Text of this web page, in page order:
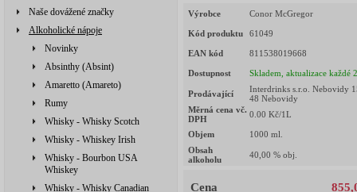
Naše dovážené značky
Alkoholické nápoje
Novinky
Absinthy (Absint)
Amaretto (Amareto)
Rumy
Whisky - Whisky Scotch
Whisky - Whiskey Irish
Whisky - Bourbon USA
Whiskey
Whisky - Whisky Canadian
Výrobce Conor McGregor
Kód produktu 61049
EAN kód 811538019668
Dostupnost Skladem, aktualizace každé
Prodávající
Interdrinks s.r.o. Nebovidy
48 Nebovidy
Měrná cena vč.
DPH
0.00 Kč/1L
Objem 1000 ml.
Obsah
alkoholu
40,00 % obj.
Cena